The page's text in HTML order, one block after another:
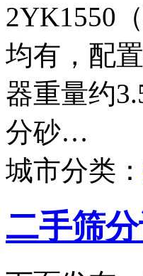
2YK1550
均有，配
器重量约
分砂…
城市分类：
二手筛